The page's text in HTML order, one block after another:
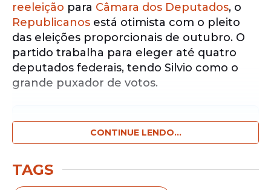
reeleição para Câmara dos Deputados, o
Republicanos está otimista com o pleito
das eleições proporcionais de outubro. O
partido trabalha para eleger até quatro
deputados federais, tendo Silvio como o
grande puxador de votos.
Notícias pelo WhatsApp
Receba as notícias exclusivas do
de Prefeiturapelo nosso canal.
CONTINUE LENDO...
TAGS